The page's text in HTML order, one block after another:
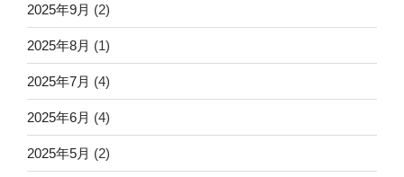
2025年9月 (2)
2025年8月 (1)
2025年7月 (4)
2025年6月 (4)
2025年5月 (2)